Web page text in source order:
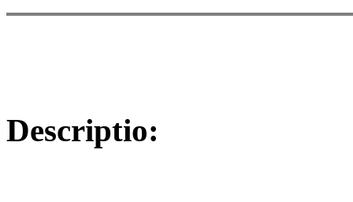
Descriptio: